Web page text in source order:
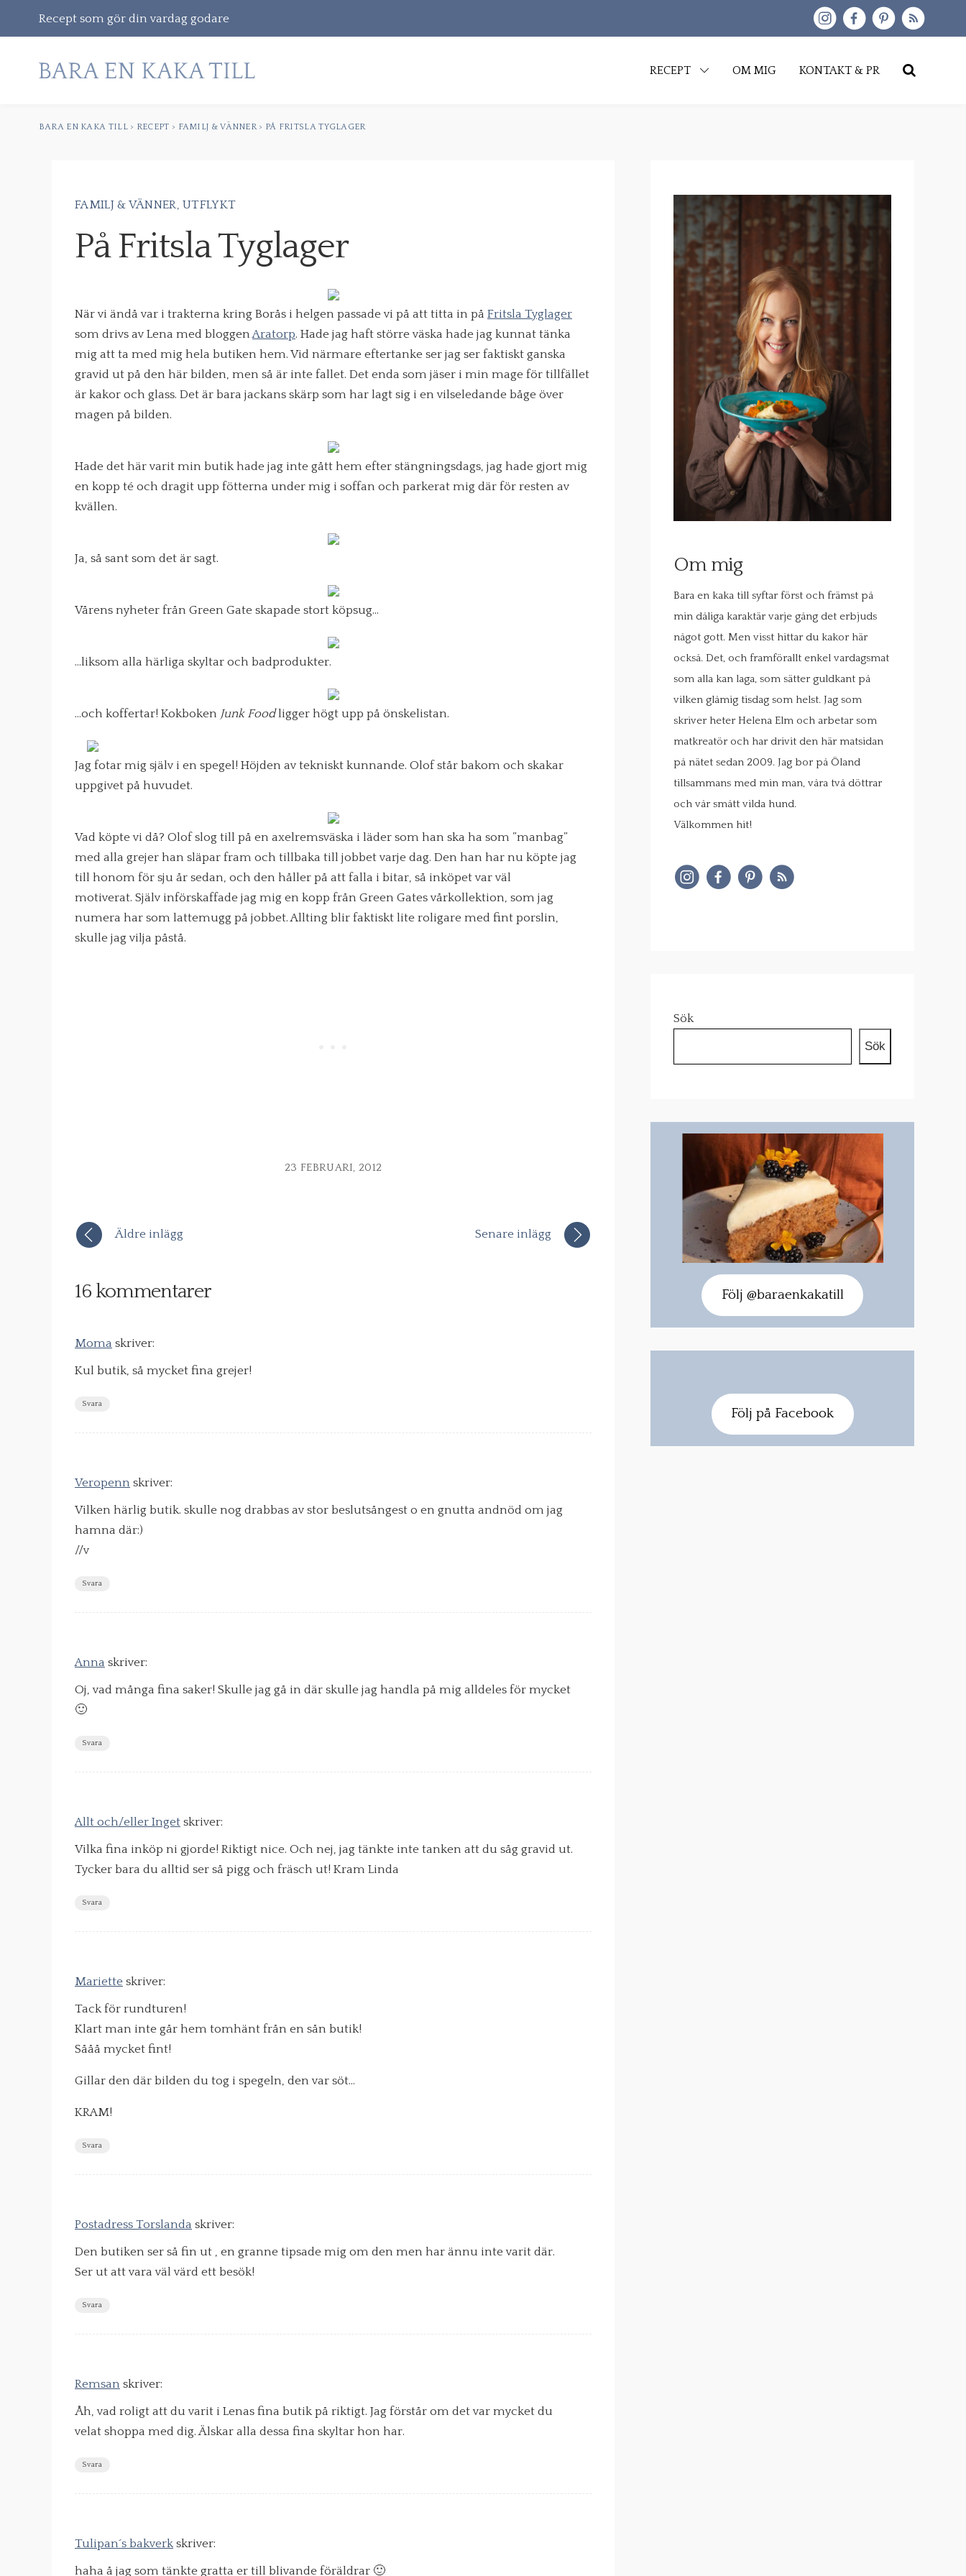
Recept som gör din vardag godare
Skip
RECEPT OM MIG KONTAKT & PR
Gå
Sök
efter:
BARA EN KAKA TILL> RECEPT > FAMILJ & VÄNNER> PÅ FRITSLA TYGLAGER
FAMILJ & VÄNNER UTFLYKT
På Fritsla Tyglager
När vi ändå var i trakterna kring Borås i helgen passade vi på att titta in på Fritsla Tyglager
som drivs av Lena med bloggenAratorp. Hade jag haft större väska hade jag kunnat tänka
mig att ta med mig hela butiken hem. Vid närmare eftertanke ser jag ser faktiskt ganska
gravid ut på den här bilden, men så är inte fallet. Det enda som jäser i min mage för tillfället
är kakor och glass. Det är bara jackans skärp som har lagt sig i en vilseledande båge över
magen på bilden.
Hade det här varit min butik hade jag inte gått hem efter stängningsdags, jag hade gjort mig
en kopp té och dragit upp fötterna under mig i soffan och parkerat mig där för resten av
kvällen.
Ja, så sant som det är sagt.
Vårens nyheter från Green Gate skapade stort köpsug…
…liksom alla härliga skyltar och badprodukter.
…och koffertar! Kokboken Junk Foodligger högt upp på önskelistan.
Jag fotar mig själv i en spegel! Höjden av tekniskt kunnande. Olof står bakom och skakar
uppgivet på huvudet.
Vad köpte vi då? Olof slog till på en axelremsväska i läder som han ska ha som ”manbag”
med alla grejer han släpar fram och tillbaka till jobbet varje dag. Den han har nu köpte jag
till honom för sju år sedan, och den håller på att falla i bitar, så inköpet var väl
motiverat. Själv införskaffade jag mig en kopp från Green Gates vårkollektion, som jag
numera har som lattemugg på jobbet. Allting blir faktiskt lite roligare med fint porslin,
skulle jag vilja påstå.
23 FEBRUARI, 2012
Äldre inlägg Senare inlägg
16 kommentarer
Moma skriver:
Kul butik, så mycket fina grejer!
Svara
Veropenn skriver:
Vilken härlig butik. skulle nog drabbas av stor beslutsångest o en gnutta andnöd om jag
hamna där:)
//v
Svara
Anna skriver:
Oj, vad många fina saker! Skulle jag gå in där skulle jag handla på mig alldeles för mycket
🙂
Svara
Allt och/eller Inget skriver:
Vilka fina inköp ni gjorde! Riktigt nice. Och nej, jag tänkte inte tanken att du såg gravid ut.
Tycker bara du alltid ser så pigg och fräsch ut! Kram Linda
Svara
Mariette skriver:
Tack för rundturen!
Klart man inte går hem tomhänt från en sån butik!
Sååå mycket fint!
Gillar den där bilden du tog i spegeln, den var söt…
KRAM!
Svara
Postadress Torslanda skriver:
Den butiken ser så fin ut , en granne tipsade mig om den men har ännu inte varit där.
Ser ut att vara väl värd ett besök!
Svara
Remsan skriver:
Åh, vad roligt att du varit i Lenas fina butik på riktigt. Jag förstår om det var mycket du
velat shoppa med dig. Älskar alla dessa fina skyltar hon har.
Svara
Tulipan´s bakverk skriver:
haha å jag som tänkte gratta er till blivande föräldrar 🙂
Om mig
Bara en kaka till syftar först och främst på
min dåliga karaktär varje gång det erbjuds
något gott. Men visst hittar du kakor här
också. Det, och framförallt enkel vardagsmat
som alla kan laga, som sätter guldkant på
vilken glåmig tisdag som helst. Jag som
skriver heter Helena Elm och arbetar som
matkreatör och har drivit den här matsidan
på nätet sedan 2009. Jag bor på Öland
tillsammans med min man, våra två döttrar
och vår smått vilda hund.
Välkommen hit!
Sök
Sök
Följ @baraenkakatill
Följ på Facebook